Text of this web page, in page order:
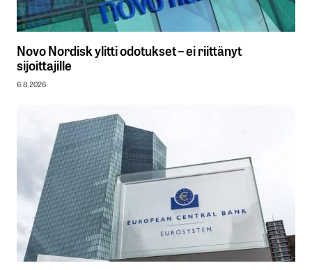
Novo Nordisk ylitti odotukset – ei riittänyt
sijoittajille
6.8.2026